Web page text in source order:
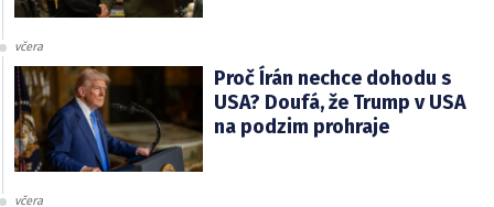
včera
Proč Írán nechce dohodu s
USA? Doufá, že Trump v USA
na podzim prohraje
včera